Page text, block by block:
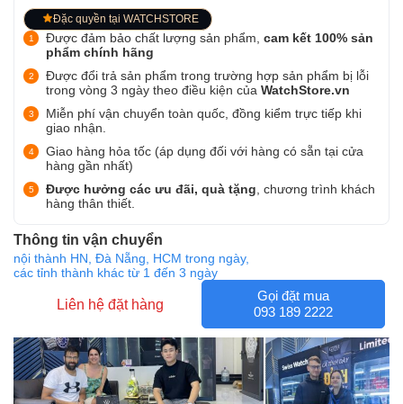
Đặc quyền tại WATCHSTORE
Được đảm bảo chất lượng sản phẩm, cam kết 100% sản
phẩm chính hãng
Được đổi trả sản phẩm trong trường hợp sản phẩm bị lỗi
trong vòng 3 ngày theo điều kiện của WatchStore.vn
Miễn phí vận chuyển toàn quốc, đồng kiểm trực tiếp khi
giao nhận.
Giao hàng hỏa tốc (áp dụng đối với hàng có sẵn tại cửa
hàng gần nhất)
Được hưởng các ưu đãi, quà tặng , chương trình khách
hàng thân thiết.
Thông tin vận chuyển
nội thành HN, Đà Nẵng, HCM trong ngày,
các tỉnh thành khác từ 1 đến 3 ngày
Liên hệ đặt hàng
Gọi đặt mua
093 189 2222